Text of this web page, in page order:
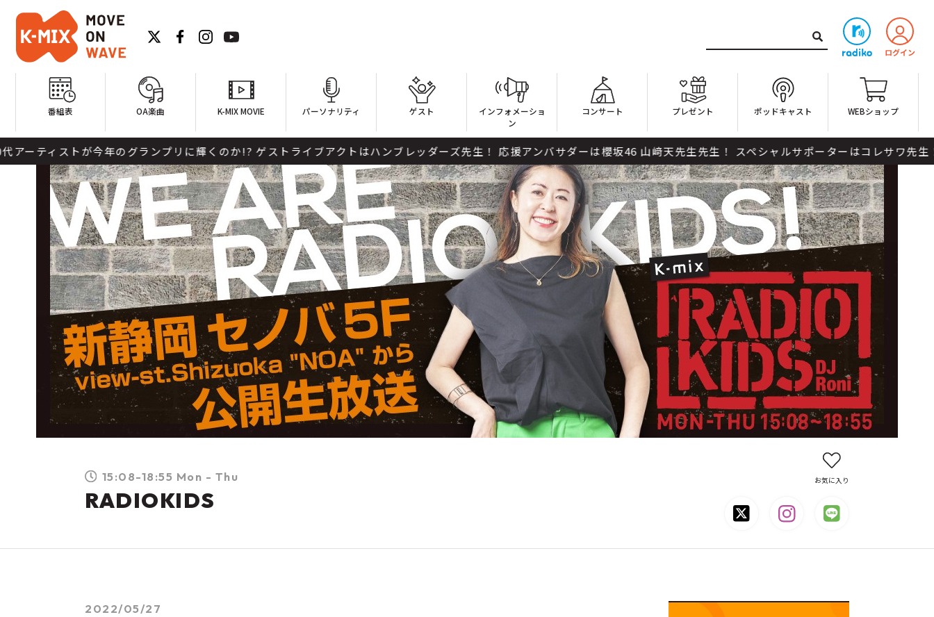
番組表 OA楽曲 K-MIX MOVIE パーソナリティ ゲスト
インフォメーショ
ン
コンサート プレゼント ポッドキャスト WEBショップ
ランプリに輝くのか!? ゲストライブアクトはハンブレッダーズ先生！ 応援アンバサダーは櫻坂46 山﨑天先生先生！ スペシャルサポーターはコレサワ先生！INIの髙塚大
15:08-18:55 Mon - Thu
RADIOKIDS
お気に入り
2022/05/27